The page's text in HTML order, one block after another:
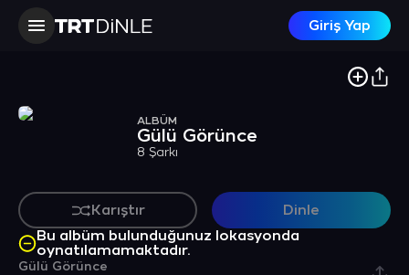
Giriş Yap
ALBÜM
Gülü Görünce
8 Şarkı
Karıştır
Dinle
Bu albüm bulunduğunuz lokasyonda
oynatılamamaktadır.
Gülü Görünce